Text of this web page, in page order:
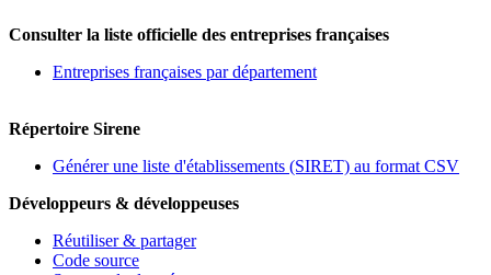
Consulter la liste officielle des entreprises françaises
Entreprises françaises par département
Répertoire Sirene
Générer une liste d'établissements (SIRET) au format CSV
Développeurs & développeuses
Réutiliser & partager
Code source